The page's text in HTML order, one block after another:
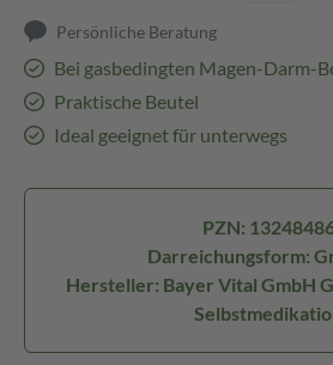
Persönliche Beratung
Bei gasbedingten Magen-Darm-
Praktische Beutel
Ideal geeignet für unterwegs
PZN:
Darreichungsform:
Hersteller: Bayer Vital GmbH